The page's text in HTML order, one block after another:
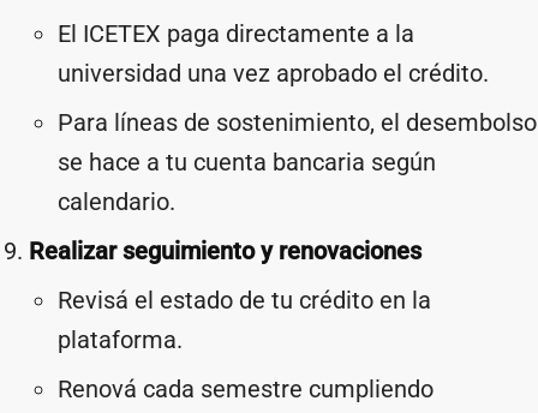
El ICETEX paga directamente a la
universidad una vez aprobado el crédito.
Para líneas de sostenimiento, el desembolso
se hace a tu cuenta bancaria según
calendario.
Realizar seguimiento y renovaciones
Revisá el estado de tu crédito en la
plataforma.
Renová cada semestre cumpliendo